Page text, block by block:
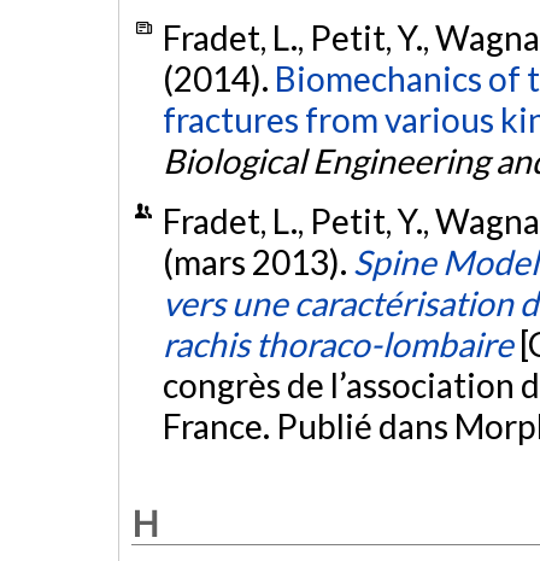
Fradet, L., Petit, Y.,
(2014). Biomechanics of
fractures from various
Biological Engineering
Fradet, L., Petit, Y.,
(mars 2013). Spine
vers une caractérisation
rachis thoraco-lombaire
congrès de l’association
France. Publié dans
H